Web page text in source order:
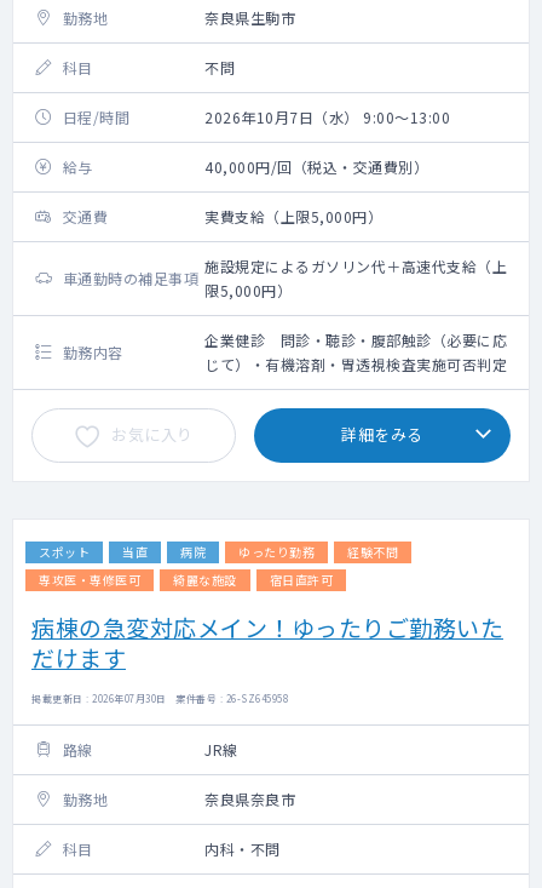
勤務地 奈良県生駒市
科目 不問
日程/時間 2026年10月7日（水） 9:00～13:00
給与 40,000円/回（税込・交通費別）
交通費 実費支給（上限5,000円）
車通勤時の補足事項
施設規定によるガソリン代＋高速代支給（上
限5,000円）
勤務内容
企業健診 問診・聴診・腹部触診（必要に応
じて）・有機溶剤・胃透視検査実施可否判定
お気に入り 詳細をみる
スポット 当直 病院 ゆったり勤務
経験不問
専攻医・専修医可
綺麗な施設 宿日直許可
病棟の急変対応メイン！ゆったりご勤務いた
だけます
掲載更新日 : 2026年07月30日 案件番号 : 26-SZ645958
路線 JR線
勤務地 奈良県奈良市
科目 内科・不問